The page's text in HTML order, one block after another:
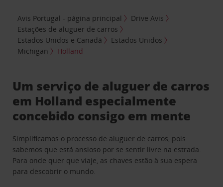
Avis Portugal - página principal
Drive Avis
Estações de aluguer de carros
Estados Unidos e Canadá
Estados Unidos
Michigan
Holland
Um serviço de aluguer de carros
em Holland especialmente
concebido consigo em mente
Simplificamos o processo de aluguer de carros, pois
sabemos que está ansioso por se sentir livre na estrada.
Para onde quer que viaje, as chaves estão à sua espera
para descobrir o mundo.